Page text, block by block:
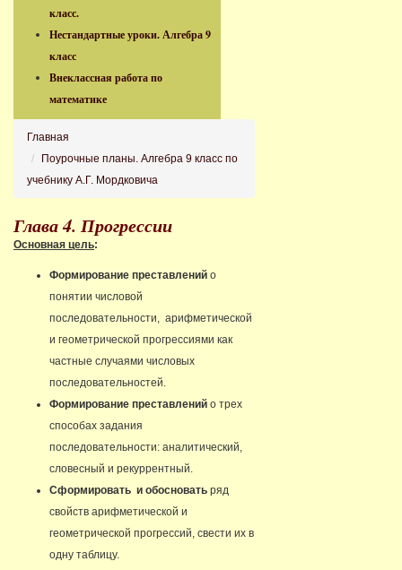
класс.
Нестандартные уроки. Алгебра 9
класс
Внеклассная работа по
математике
Главная
Поурочные планы. Алгебра 9 класс по
учебнику А.Г. Мордковича
Глава 4. Прогрессии
Основная цель:
Формирование преставлений о
понятии числовой
последовательности, арифметической
и геометрической прогрессиями как
частные случаями числовых
последовательностей.
Формирование преставлений о трех
способах задания
последовательности: аналитический,
словесный и рекуррентный.
Сформировать и обосновать ряд
свойств арифметической и
геометрической прогрессий, свести их в
одну таблицу.